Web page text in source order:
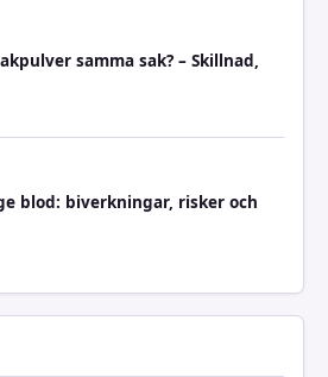
samma sak? – Skillnad,
blod: biverkningar, risker och